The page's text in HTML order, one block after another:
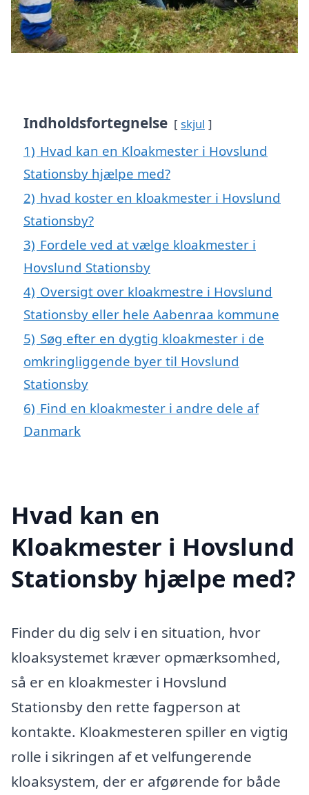
Indholdsfortegnelse skjul
1) Hvad kan en Kloakmester i Hovslund
Stationsby hjælpe med?
2) hvad koster en kloakmester i Hovslund
Stationsby?
3) Fordele ved at vælge kloakmester i
Hovslund Stationsby
4) Oversigt over kloakmestre i Hovslund
Stationsby eller hele Aabenraa kommune
5) Søg efter en dygtig kloakmester i de
omkringliggende byer til Hovslund
Stationsby
6) Find en kloakmester i andre dele af
Danmark
Hvad kan en
Kloakmester i Hovslund
Stationsby hjælpe med?
Finder du dig selv i en situation, hvor
kloaksystemet kræver opmærksomhed,
så er en kloakmester i Hovslund
Stationsby den rette fagperson at
kontakte. Kloakmesteren spiller en vigtig
rolle i sikringen af et velfungerende
kloaksystem, der er afgørende for både